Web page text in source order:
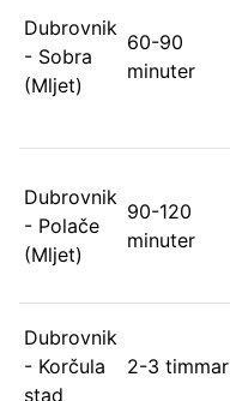
Dubrovnik
- Sobra
(Mljet)
60-90
minuter
Dubrovnik
- Polače
(Mljet)
90-120
minuter
Dubrovnik
- Korčula
stad
2-3 timmar